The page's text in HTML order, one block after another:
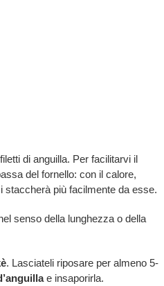
di anguilla. Per facilitarvi il
del fornello: con il calore,
staccherà più facilmente da esse.
senso della lunghezza o della
. Lasciateli riposare per almeno 5-
e insaporirla.